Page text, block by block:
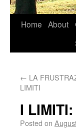
Home About
← LA
LIMITI
I
Posted on